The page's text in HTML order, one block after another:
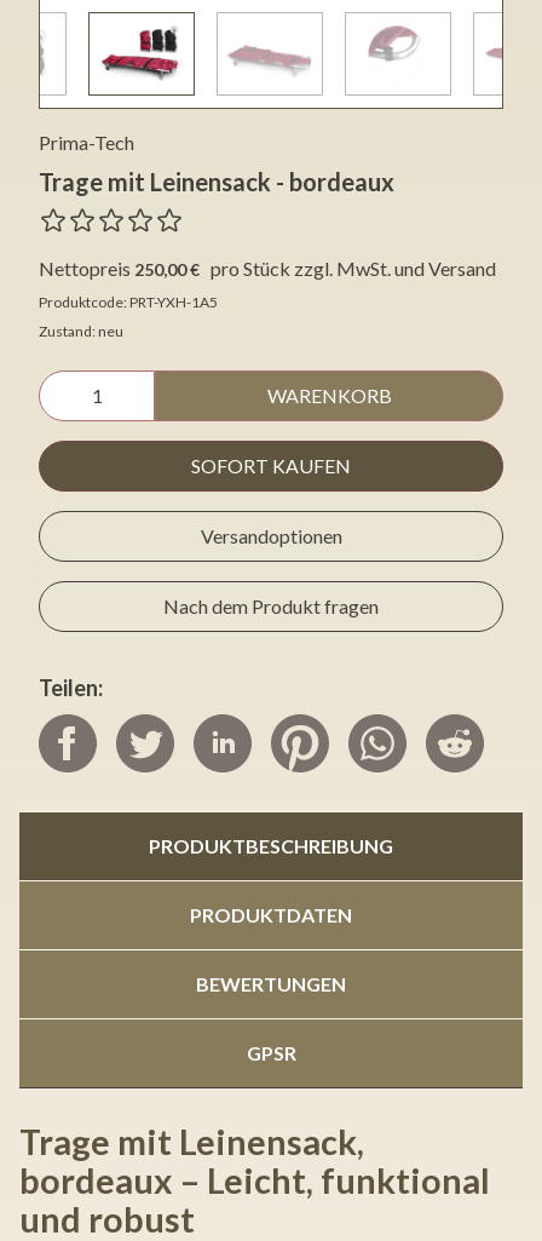
Prima-Tech
Trage mit Leinensack - bordeaux
Nettopreis 250,00 € pro Stück zzgl. MwSt. und Versand
Produktcode: PRT-YXH-1A5
Zustand: neu
WARENKORB
SOFORT KAUFEN
Versandoptionen
Nach dem Produkt fragen
Teilen:
PRODUKTBESCHREIBUNG
PRODUKTDATEN
BEWERTUNGEN
GPSR
Trage mit Leinensack,
bordeaux – Leicht, funktional
und robust